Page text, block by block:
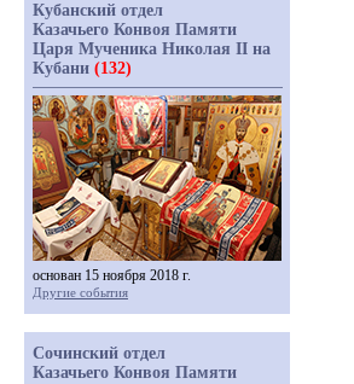
Кубанский отдел
Казачьего Конвоя Памяти
Царя Мученика Николая II на
Кубани (132)
основан 15 ноября 2018 г.
Другие события
Сочинский отдел
Казачьего Конвоя Памяти